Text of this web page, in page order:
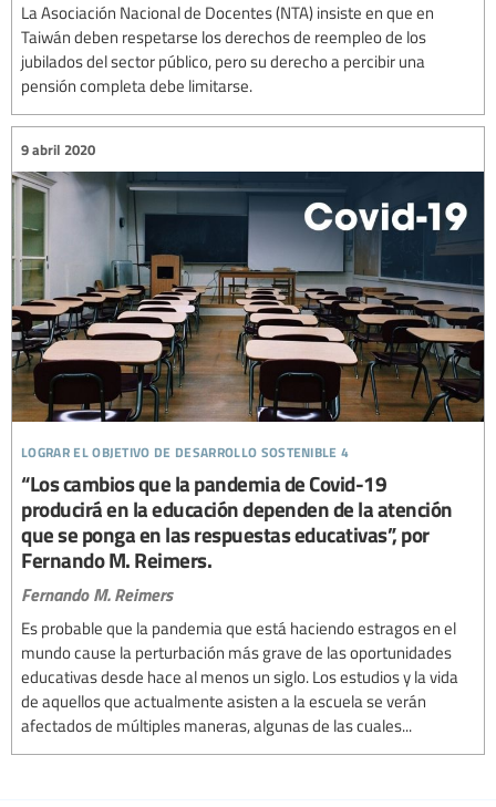
La Asociación Nacional de Docentes (NTA) insiste en que en
Taiwán deben respetarse los derechos de reempleo de los
jubilados del sector público, pero su derecho a percibir una
pensión completa debe limitarse.
lograr el objetivo de desarrollo sostenible 4
9 abril 2020
“Los cambios que la pandemia de Covid-19
producirá en la educación dependen de la atención
que se ponga en las respuestas educativas”, por
Fernando M. Reimers.
Fernando M. Reimers
Es probable que la pandemia que está haciendo estragos en el
mundo cause la perturbación más grave de las oportunidades
educativas desde hace al menos un siglo. Los estudios y la vida
de aquellos que actualmente asisten a la escuela se verán
afectados de múltiples maneras, algunas de las cuales...